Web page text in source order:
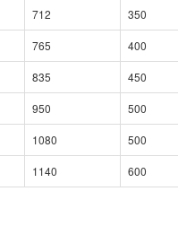
712 350
765 400
835 450
950 500
1080 500
1140 600